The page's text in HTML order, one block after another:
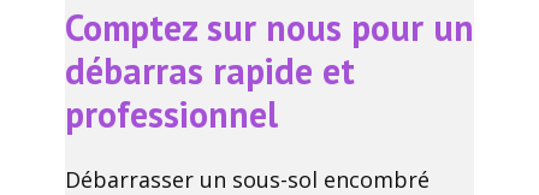
Comptez sur nous pour un
débarras rapide et
professionnel
Débarrasser un sous-sol encombré